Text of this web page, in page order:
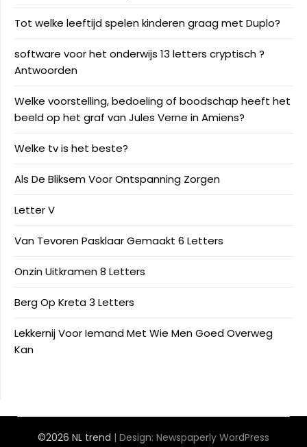
Tot welke leeftijd spelen kinderen graag met Duplo?
software voor het onderwijs 13 letters cryptisch ?
Antwoorden
Welke voorstelling, bedoeling of boodschap heeft het
beeld op het graf van Jules Verne in Amiens?
Welke tv is het beste?
Als De Bliksem Voor Ontspanning Zorgen
Letter V
Van Tevoren Pasklaar Gemaakt 6 Letters
Onzin Uitkramen 8 Letters
Berg Op Kreta 3 Letters
Lekkernij Voor Iemand Met Wie Men Goed Overweg
Kan
©2026 NL trend | Design: Newspaperly WordPress